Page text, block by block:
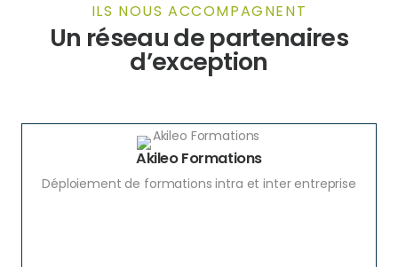
ILS NOUS ACCOMPAGNENT
Un réseau de partenaires
d’exception
Akileo Formations
Déploiement de formations intra et inter entreprise